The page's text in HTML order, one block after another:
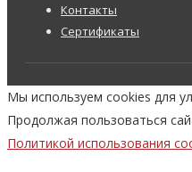
Контакты
Сертификаты
Мы используем cookies для
Продолжая пользоваться
Политикой использования